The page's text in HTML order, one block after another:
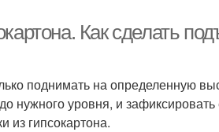
Как сделать
поднимать на определенную
нужного уровня, и
из гипсокартона.